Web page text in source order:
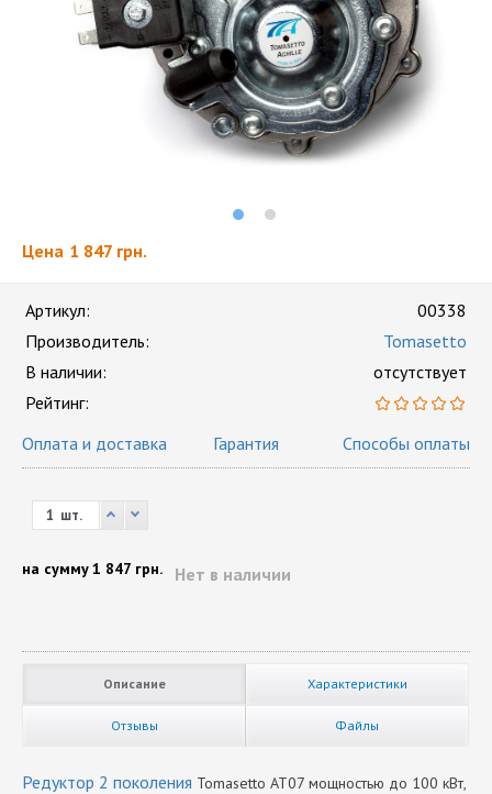
Цена 1 847 грн.
Артикул:
00338
Производитель:
Tomasetto
В наличии:
отсутствует
Рейтинг:
Оплата и доставка
Гарантия Способы оплаты
шт.
Нет в наличии
на сумму1 847 грн.
Описание Характеристики
Отзывы Файлы
Редуктор 2 поколения Tomasetto AT07 мощностью до 100 кВт,